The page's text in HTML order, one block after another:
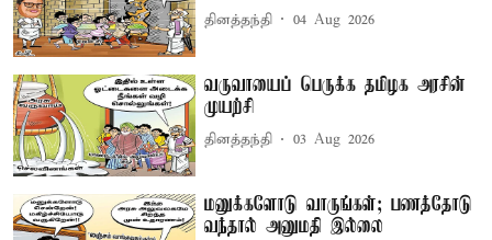
தினத்தந்தி 04 Aug 2026
வருவாயைப் பெருக்க தமிழக அரசின்
முயற்சி
தினத்தந்தி 03 Aug 2026
மனுக்களோடு வாருங்கள்; பணத்தோடு
வந்தால் அனுமதி இல்லை